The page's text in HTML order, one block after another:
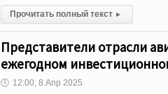
Прочитать полный текст ▸
Представители отрасли
ежегодном
🕔 12:00, 8.Апр 2025